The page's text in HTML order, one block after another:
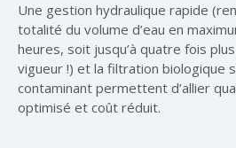
Une gestion hydraulique rapide
totalité du volume d’eau en
heures, soit jusqu’à quatre fois
vigueur !) et la filtration biologique
contaminant permettent d’allier
optimisé et coût réduit.